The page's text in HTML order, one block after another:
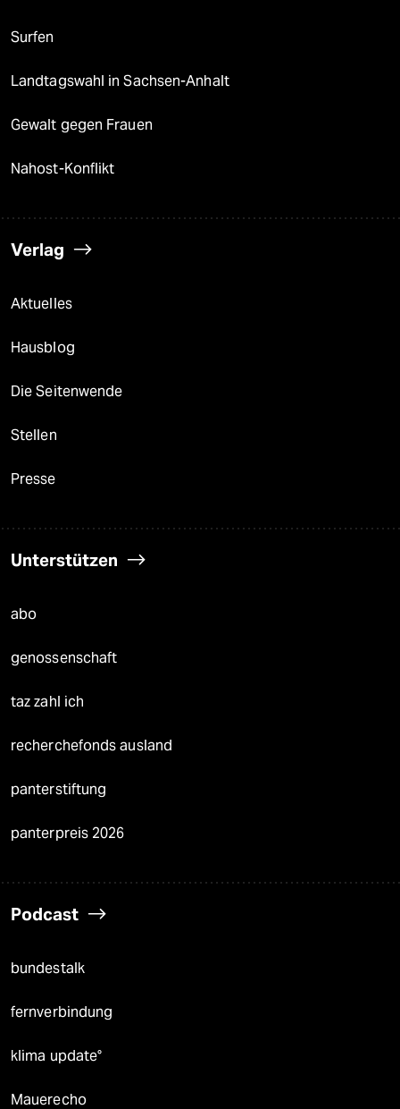
Surfen
Landtagswahl in Sachsen-Anhalt
Gewalt gegen Frauen
Nahost-Konflikt
Verlag
Aktuelles
Hausblog
Die Seitenwende
Stellen
Presse
Unterstützen
abo
genossenschaft
taz zahl ich
recherchefonds ausland
panterstiftung
panterpreis 2026
Podcast
bundestalk
fernverbindung
klima update°
Mauerecho